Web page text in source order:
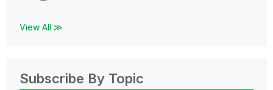
View All ≫
Subscribe By Topic